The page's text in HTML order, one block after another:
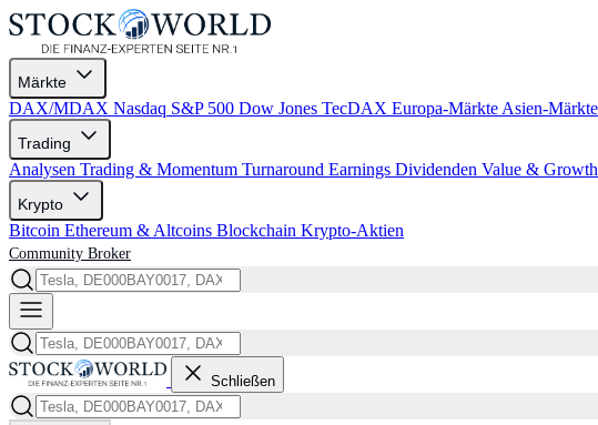
Märkte
DAX/MDAX Nasdaq S&P 500 Dow Jones TecDAX Europa-Märkte Asien-Märkte
Trading
Analysen Trading & Momentum Turnaround Earnings Dividenden Value & Growth
Krypto
Bitcoin Ethereum & Altcoins Blockchain Krypto-Aktien
Community Broker
Schließen